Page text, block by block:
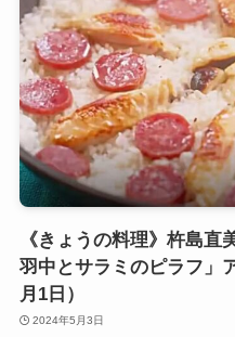
《きょうの料理》杵島
羽中とサラミのピラフ」
月1日）
2024年5月3日